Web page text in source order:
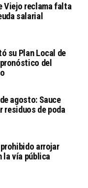
Viejo reclama falta
salarial
su Plan Local de
del
agosto: Sauce
residuos de poda
arrojar
la vía pública